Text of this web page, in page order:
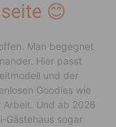
😊
Man begegnet
Hier passt
und der
Goodies wie
Arbeit. Und ab 2026
Gästehaus sogar